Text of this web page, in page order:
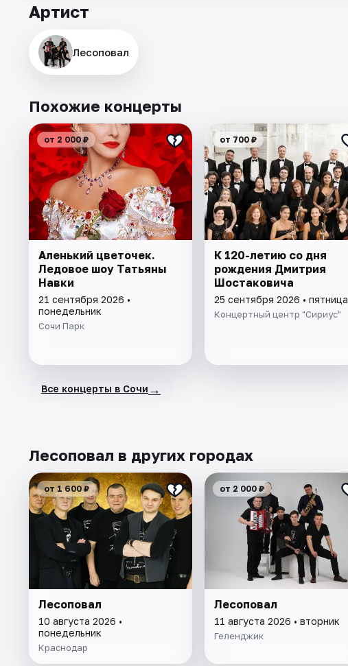
Артист
Лесоповал
Похожие концерты
от 2 000 ₽
Аленький цветочек.
Ледовое шоу Татьяны
Навки
21 сентября 2026 •
понедельник
Сочи Парк
от 700 ₽
К 120-летию со дня
рождения Дмитрия
Шостаковича
25 сентября 2026 • пятница
Концертный центр "Сириус"
Все концерты в Сочи →
Лесоповал в других городах
от 1 600 ₽
Лесоповал
10 августа 2026 •
понедельник
Краснодар
от 2 000 ₽
Лесоповал
11 августа 2026 • вторник
Геленджик